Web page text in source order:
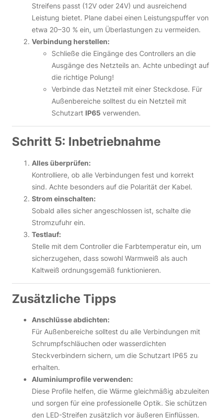
Streifens passt (12V oder 24V) und ausreichend
Leistung bietet. Plane dabei einen Leistungspuffer von
etwa 20–30 % ein, um Überlastungen zu vermeiden.
Verbindung herstellen:
Schließe die Eingänge des Controllers an die
Ausgänge des Netzteils an. Achte unbedingt auf
die richtige Polung!
Verbinde das Netzteil mit einer Steckdose. Für
Außenbereiche solltest du ein Netzteil mit
Schutzart IP65 verwenden.
Schritt 5: Inbetriebnahme
Alles überprüfen:
Kontrolliere, ob alle Verbindungen fest und korrekt
sind. Achte besonders auf die Polarität der Kabel.
Strom einschalten:
Sobald alles sicher angeschlossen ist, schalte die
Stromzufuhr ein.
Testlauf:
Stelle mit dem Controller die Farbtemperatur ein, um
sicherzugehen, dass sowohl Warmweiß als auch
Kaltweiß ordnungsgemäß funktionieren.
Zusätzliche Tipps
Anschlüsse abdichten:
Für Außenbereiche solltest du alle Verbindungen mit
Schrumpfschläuchen oder wasserdichten
Steckverbindern sichern, um die Schutzart IP65 zu
erhalten.
Aluminiumprofile verwenden:
Diese Profile helfen, die Wärme gleichmäßig abzuleiten
und sorgen für eine professionelle Optik. Sie schützen
den LED-Streifen zusätzlich vor äußeren Einflüssen.